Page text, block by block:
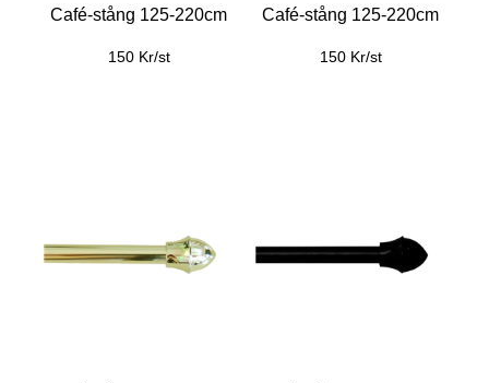
Café-stång 125-220cm
150 Kr/st
Café-stång 125-220cm
150 Kr/st